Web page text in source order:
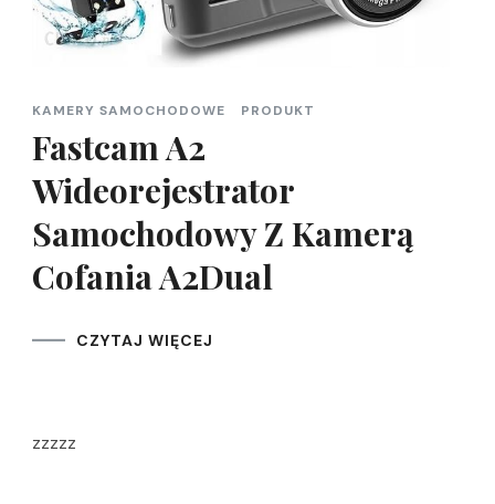
KAMERY SAMOCHODOWE PRODUKT
Fastcam A2
Wideorejestrator
Samochodowy Z Kamerą
Cofania A2Dual
CZYTAJ WIĘCEJ
zzzzz